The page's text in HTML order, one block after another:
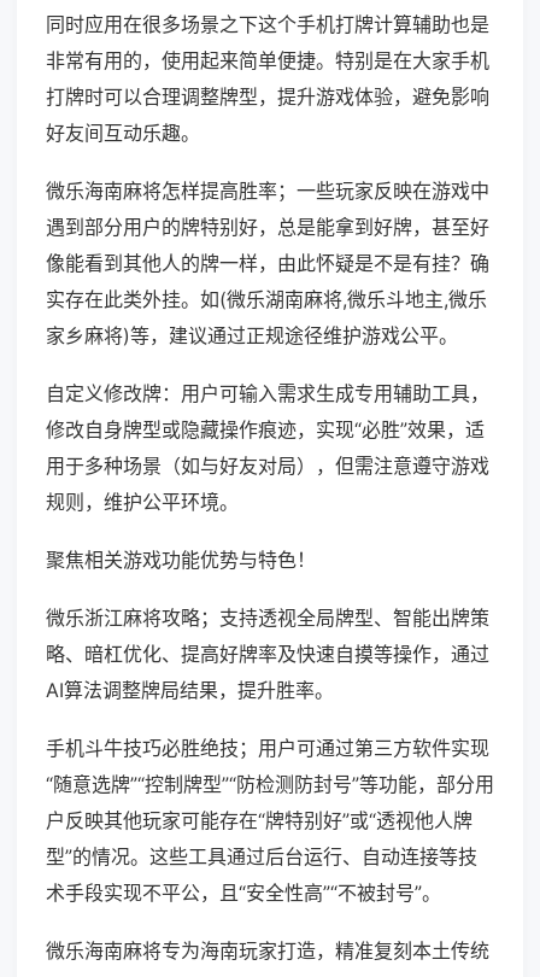
同时应用在很多场景之下这个手机打牌计算辅助也是
非常有用的，使用起来简单便捷。特别是在大家手机
打牌时可以合理调整牌型，提升游戏体验，避免影响
好友间互动乐趣。
微乐海南麻将怎样提高胜率；一些玩家反映在游戏中
遇到部分用户的牌特别好，总是能拿到好牌，甚至好
像能看到其他人的牌一样，由此怀疑是不是有挂？确
实存在此类外挂。如(微乐湖南麻将,微乐斗地主,微乐
家乡麻将)等，建议通过正规途径维护游戏公平。
自定义修改牌：用户可输入需求生成专用辅助工具，
修改自身牌型或隐藏操作痕迹，实现“必胜”效果，适
用于多种场景（如与好友对局），但需注意遵守游戏
规则，维护公平环境。
聚焦相关游戏功能优势与特色！
微乐浙江麻将攻略；支持透视全局牌型、智能出牌策
略、暗杠优化、提高好牌率及快速自摸等操作，通过
AI算法调整牌局结果，提升胜率。
手机斗牛技巧必胜绝技；用户可通过第三方软件实现
“随意选牌”“控制牌型”“防检测防封号”等功能，部分用
户反映其他玩家可能存在“牌特别好”或“透视他人牌
型”的情况。这些工具通过后台运行、自动连接等技
术手段实现不平公，且“安全性高”“不被封号”。
微乐海南麻将专为海南玩家打造，精准复刻本土传统